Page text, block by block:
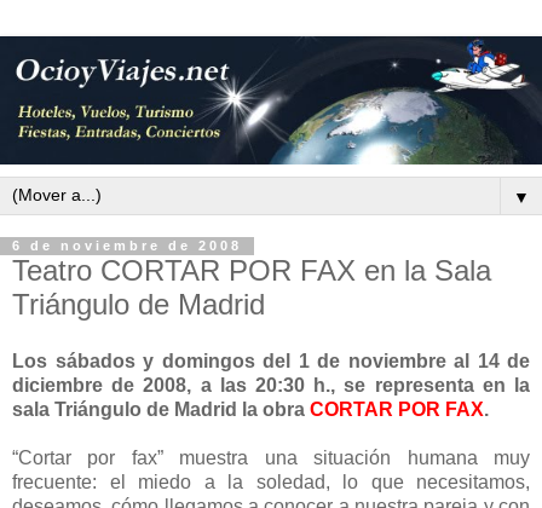
▼
6 de noviembre de 2008
Teatro CORTAR POR FAX en la Sala
Triángulo de Madrid
Los sábados y domingos del 1 de noviembre al 14 de
diciembre de 2008, a las 20:30 h., se representa en la
sala Triángulo de Madrid la obra CORTAR POR FAX.
“Cortar por fax” muestra una situación humana muy
frecuente: el miedo a la soledad, lo que necesitamos,